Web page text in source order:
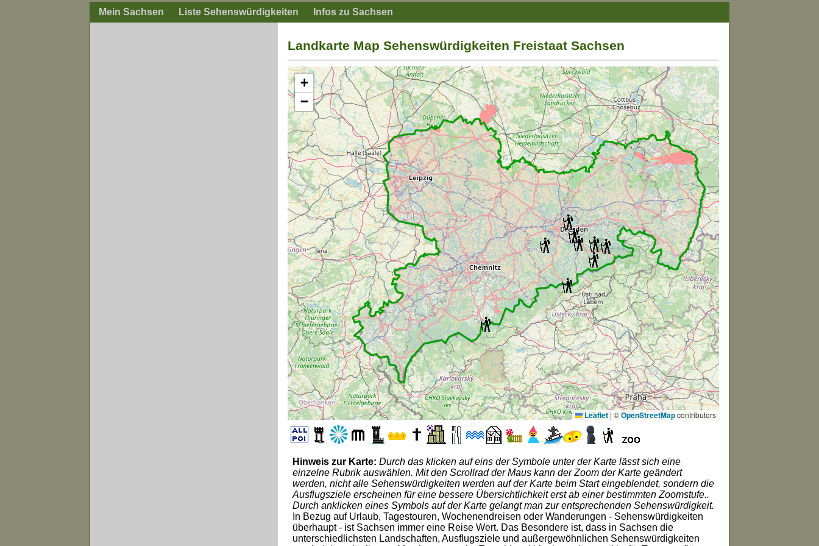
Mein Sachsen Liste Sehenswürdigkeiten Infos zu Sachsen
Landkarte Map Sehenswürdigkeiten Freistaat Sachsen
+
−
Leaflet | ©OpenStreetMapcontributors
Hinweis zur Karte: Durch das klicken auf eins der Symbole unter der Karte lässt sich eine
einzelne Rubrik auswählen. Mit den Scrollrad der Maus kann der Zoom der Karte geändert
werden, nicht alle Sehenswürdigkeiten werden auf der Karte beim Start eingeblendet, sondern die
Ausflugsziele erscheinen für eine bessere Übersichtlichkeit erst ab einer bestimmten Zoomstufe..
Durch anklicken eines Symbols auf der Karte gelangt man zur entsprechenden Sehenswürdigkeit.
In Bezug auf Urlaub, Tagestouren, Wochenendreisen oder Wanderungen - Sehenswürdigkeiten
überhaupt - ist Sachsen immer eine Reise Wert. Das Besondere ist, dass in Sachsen die
unterschiedlichsten Landschaften, Ausflugsziele und außergewöhnlichen Sehenswürdigkeiten